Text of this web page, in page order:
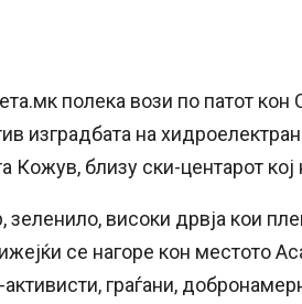
полека вози по патот
изградбата на
Кожув, близу ски-центарот
високи дрвја кои
се нагоре кон местото
граѓани,